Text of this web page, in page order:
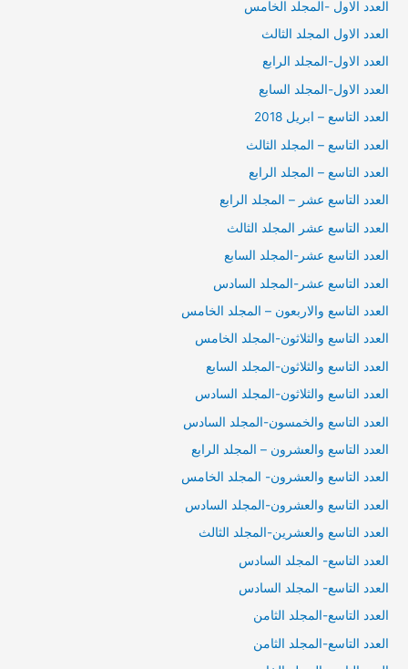
العدد الاول -المجلد الخامس
العدد الاول المجلد الثالث
العدد الاول-المجلد الرابع
العدد الاول-المجلد السابع
العدد التاسع – ابريل 2018
العدد التاسع – المجلد الثالث
العدد التاسع – المجلد الرابع
العدد التاسع عشر – المجلد الرابع
العدد التاسع عشر المجلد الثالث
العدد التاسع عشر-المجلد السابع
العدد التاسع عشر-المجلد السادس
العدد التاسع والاربعون – المجلد الخامس
العدد التاسع والثلاثون-المجلد الخامس
العدد التاسع والثلاثون-المجلد السابع
العدد التاسع والثلاثون-المجلد السادس
العدد التاسع والخمسون-المجلد السادس
العدد التاسع والعشرون – المجلد الرابع
العدد التاسع والعشرون- المجلد الخامس
العدد التاسع والعشرون-المجلد السادس
العدد التاسع والعشرين-المجلد الثالث
العدد التاسع- المجلد السادس
العدد التاسع- المجلد السادس
العدد التاسع-المجلد الثامن
العدد التاسع-المجلد الثامن